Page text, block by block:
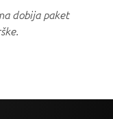
dobija paket